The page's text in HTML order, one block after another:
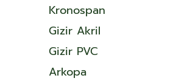
Kronospan
Gizir Akril
Gizir PVC
Arkopa